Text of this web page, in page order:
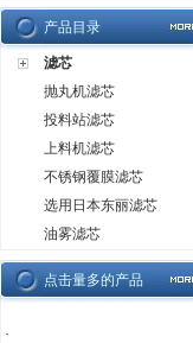
产品目录
滤芯
抛丸机滤芯
投料站滤芯
上料机滤芯
不锈钢覆膜滤芯
选用日本东丽滤芯
油雾滤芯
点击量多的产品
·